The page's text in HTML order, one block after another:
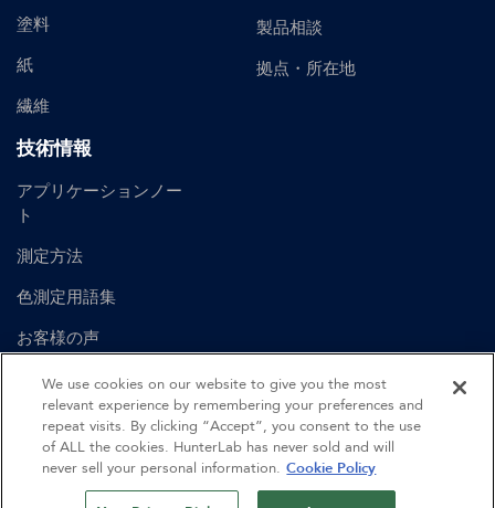
塗料
紙
繊維
技術情報
アプリケーションノー
ト
測定方法
色測定用語集
お客様の声
ユーザーマニュアル
製品相談
拠点・所在地
©2026Hunter Associates Laboratory, Inc.
認証
利用規約 プライバシーポリシー サイトマップ
We use cookies on our website to give you the most
relevant experience by remembering your preferences and
repeat visits. By clicking “Accept”, you consent to the use
of ALL the cookies. HunterLab has never sold and will
never sell your personal information. Cookie Policy